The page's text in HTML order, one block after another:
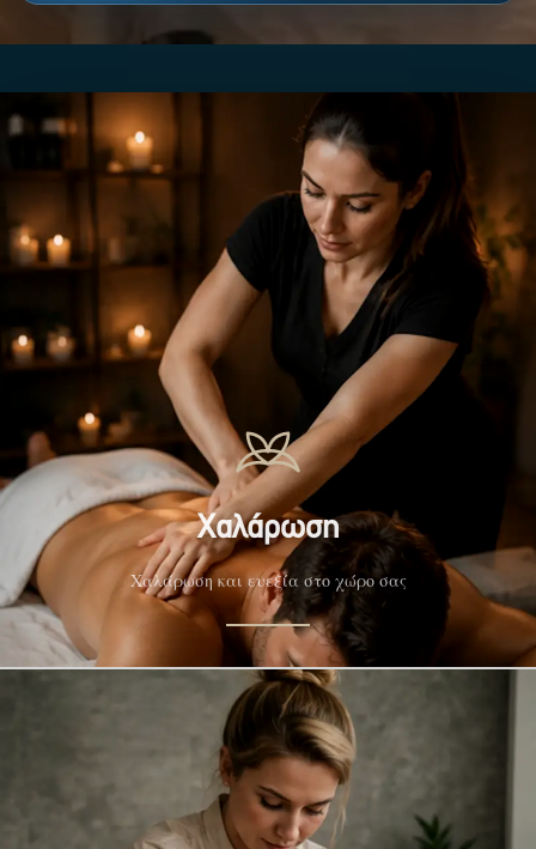
Χαλάρωση
Χαλάρωση και ευεξία στο χώρο σας